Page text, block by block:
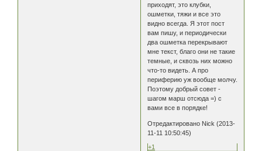
приходят, это клубки,
ошметки, тяжи и все это
видно всегда. Я этот пост
вам пишу, и периодически
два ошметка перекрывают
мне текст, благо они не такие
темные, и сквозь них можно
что-то видеть. А про
периферию уж вообще молчу.
Поэтому добрый совет -
шагом марш отсюда =) с
вами все в порядке!
Отредактировано Nick (2013-
11-11 10:50:45)
+1